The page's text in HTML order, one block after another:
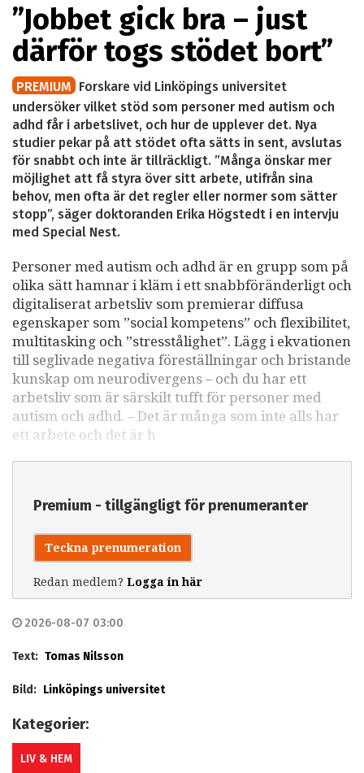
”Jobbet gick bra – just
därför togs stödet bort”
PREMIUM Forskare vid Linköpings universitet
undersöker vilket stöd som personer med autism och
adhd får i arbetslivet, och hur de upplever det. Nya
studier pekar på att stödet ofta sätts in sent, avslutas
för snabbt och inte är tillräckligt. ”Många önskar mer
möjlighet att få styra över sitt arbete, utifrån sina
behov, men ofta är det regler eller normer som sätter
stopp”, säger doktoranden Erika Högstedt i en intervju
med Special Nest.
Personer med autism och adhd är en grupp som på
olika sätt hamnar i kläm i ett snabbföränderligt och
digitaliserat arbetsliv som premierar diffusa
egenskaper som ”social kompetens” och flexibilitet,
multitasking och ”stresstålighet”. Lägg i ekvationen
till seglivade negativa föreställningar och bristande
kunskap om neurodivergens – och du har ett
arbetsliv som är särskilt tufft för personer med
autism och adhd. – Det är många som inte alls har
ett arbete och det är h
Premium - tillgängligt för prenumeranter
Teckna prenumeration
Redan medlem? Logga in här
2026-08-07 03:00
Text: Tomas Nilsson
Bild: Linköpings universitet
Kategorier:
LIV & HEM